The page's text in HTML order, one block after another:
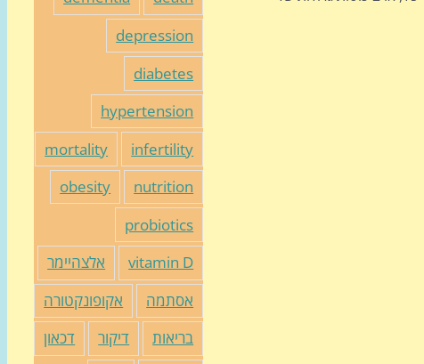
depression
diabetes
hypertension
infertility
mortality
nutrition
obesity
probiotics
vitamin D
אלצהיימר
אסתמה
אקופונקטורה
בריאות
דיקור
דכאון